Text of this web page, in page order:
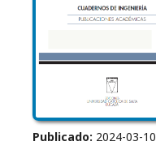
Publicado: 2024-03-10